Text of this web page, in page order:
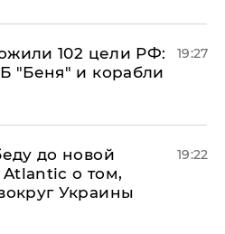
102 цели РФ:
"Беня" и корабли
19:27
до новой
о том,
Украины
19:22